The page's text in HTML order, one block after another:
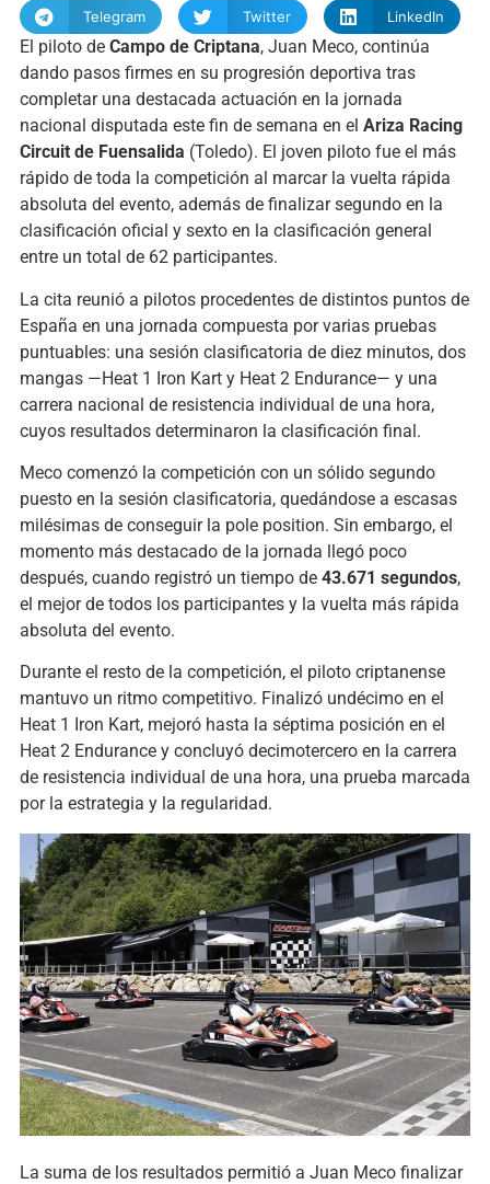
Telegram Twitter LinkedIn
El piloto de Campo de Criptana, Juan Meco, continúa
dando pasos firmes en su progresión deportiva tras
completar una destacada actuación en la jornada
nacional disputada este fin de semana en el Ariza Racing
Circuit de Fuensalida (Toledo). El joven piloto fue el más
rápido de toda la competición al marcar la vuelta rápida
absoluta del evento, además de finalizar segundo en la
clasificación oficial y sexto en la clasificación general
entre un total de 62 participantes.
La cita reunió a pilotos procedentes de distintos puntos de
España en una jornada compuesta por varias pruebas
puntuables: una sesión clasificatoria de diez minutos, dos
mangas —Heat 1 Iron Kart y Heat 2 Endurance— y una
carrera nacional de resistencia individual de una hora,
cuyos resultados determinaron la clasificación final.
Meco comenzó la competición con un sólido segundo
puesto en la sesión clasificatoria, quedándose a escasas
milésimas de conseguir la pole position. Sin embargo, el
momento más destacado de la jornada llegó poco
después, cuando registró un tiempo de 43.671 segundos,
el mejor de todos los participantes y la vuelta más rápida
absoluta del evento.
Durante el resto de la competición, el piloto criptanense
mantuvo un ritmo competitivo. Finalizó undécimo en el
Heat 1 Iron Kart, mejoró hasta la séptima posición en el
Heat 2 Endurance y concluyó decimotercero en la carrera
de resistencia individual de una hora, una prueba marcada
por la estrategia y la regularidad.
La suma de los resultados permitió a Juan Meco finalizar